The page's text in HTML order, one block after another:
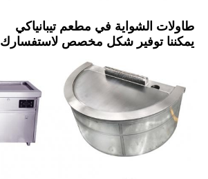
طاولات الشواية في مطعم تيبانياكي
يمكننا توفير شكل مخصص لاستفسارك